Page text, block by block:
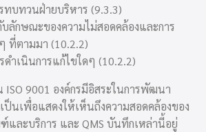
ทบทวนฝ่ายบริหาร (9.3.3)
บลักษณะของความไม่สอดคล้องและการ
ที่ตามมา (10.2.2)
ำเนินการแก้ไขใดๆ (10.2.2)
ISO 9001 องค์กรมีอิสระในการพัฒนา
นเพื่อแสดงให้เห็นถึงความสอดคล้องของ
และบริการ และ QMS บันทึกเหล่านี้อยู่